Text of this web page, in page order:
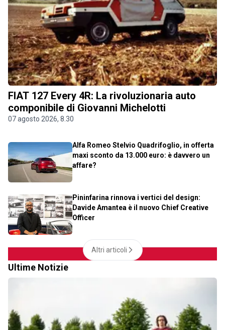
FIAT 127 Every 4R: La rivoluzionaria auto
componibile di Giovanni Michelotti
07 agosto 2026, 8.30
Alfa Romeo Stelvio Quadrifoglio, in offerta
maxi sconto da 13.000 euro: è davvero un
affare?
Pininfarina rinnova i vertici del design:
Davide Amantea è il nuovo Chief Creative
Officer
Altri articoli
Ultime Notizie